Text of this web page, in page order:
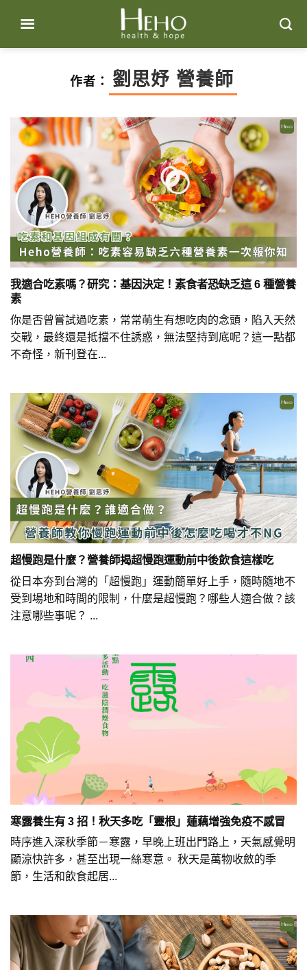
content
作者： 劉思妤 營養師
我適合吃素嗎？研究：基因決定！素食者恐缺乏這 6 種營養
素
你是否曾嘗試過吃素，常常萌生有想吃肉的念頭，陷入天然
交戰，最終還是抵擋不住誘惑，無法堅持到底呢？這一點都
不奇怪，新刊登在...
超慢跑是什麼？營養師揭超慢跑運動前中後飲食這樣吃
從日本夯到台灣的「超慢跑」運動簡單好上手，隨時隨地不
受到場地和時間的限制，什麼是超慢跑？哪些人適合做？該
注意哪些事呢？ ...
寒露養生有 3 招！秋天多吃「靈根」蓮藕增強免疫不感冒
時序進入深秋季節－寒露，早晚上班出門路上，天氣感覺明
顯涼快許多，甚至出現一絲寒意。 秋天是萬物收斂的季
節，生活和飲食起居...